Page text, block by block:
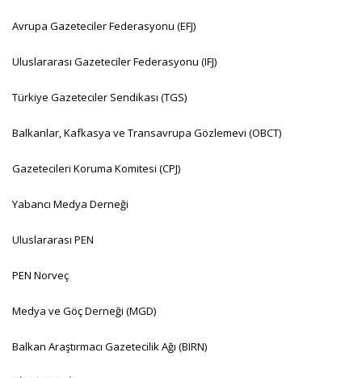
Avrupa Gazeteciler Federasyonu (EFJ)
Uluslararası Gazeteciler Federasyonu (IFJ)
Türkiye Gazeteciler Sendikası (TGS)
Balkanlar, Kafkasya ve Transavrupa Gözlemevi (OBCT)
Gazetecileri Koruma Komitesi (CPJ)
Yabancı Medya Derneği
Uluslararası PEN
PEN Norveç
Medya ve Göç Derneği (MGD)
Balkan Araştırmacı Gazetecilik Ağı (BIRN)